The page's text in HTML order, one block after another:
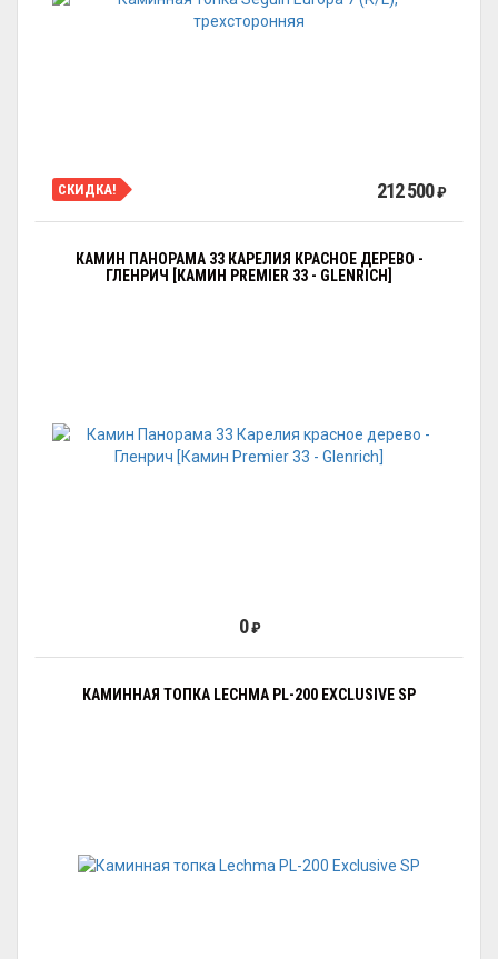
СКИДКА! 212 500₽
КАМИН ПАНОРАМА 33 КАРЕЛИЯ КРАСНОЕ ДЕРЕВО -
ГЛЕНРИЧ [КАМИН PREMIER 33 - GLENRICH]
0₽
КАМИННАЯ ТОПКА LECHMA PL-200 EXCLUSIVE SP